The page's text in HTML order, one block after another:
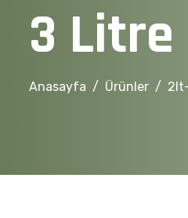
3 Litre
Anasayfa Ürünler